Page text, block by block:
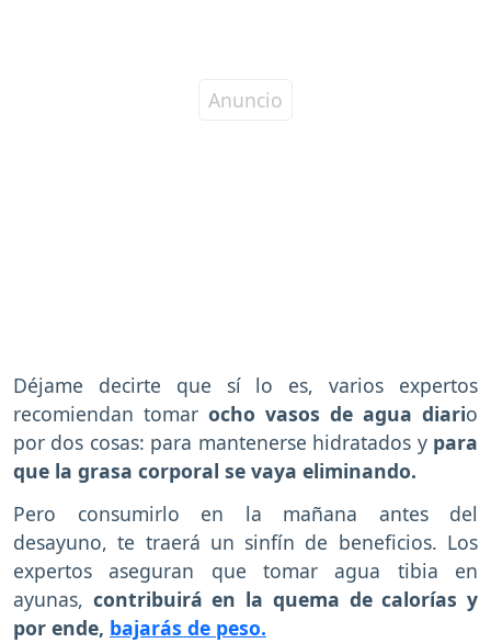
Déjame decirte que sí lo es, varios expertos
recomiendan tomar ocho vasos de agua diario
por dos cosas: para mantenerse hidratados y para
que la grasa corporal se vaya eliminando.
Pero consumirlo en la mañana antes del
desayuno, te traerá un sinfín de beneficios. Los
expertos aseguran que tomar agua tibia en
ayunas, contribuirá en la quema de calorías y
por ende, bajarás de peso.